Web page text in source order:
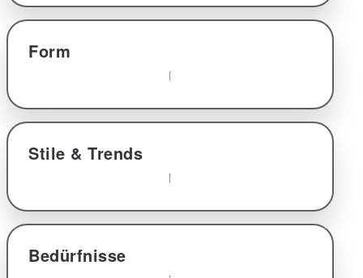
Form
Stile & Trends
Bedürfnisse